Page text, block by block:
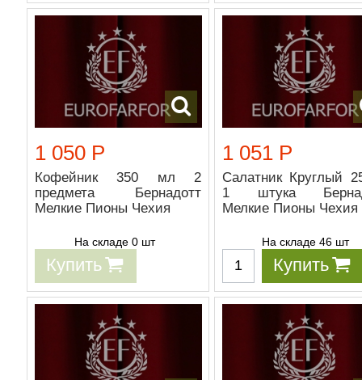
1 050 Р
Кофейник 350 мл 2
предмета Бернадотт
Мелкие Пионы Чехия
На складе 0 шт
Купить
1 051 Р
Салатник Круглый
1 штука
Мелкие Пионы Чехия
На складе 46 шт
Купить